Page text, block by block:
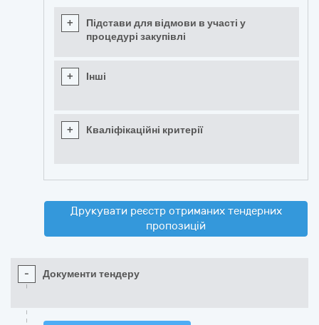
+
Підстави для відмови в участі у
процедурі закупівлі
+ Інші
+ Кваліфікаційні критерії
Друкувати реєстр отриманих тендерних
пропозицій
- Документи тендеру